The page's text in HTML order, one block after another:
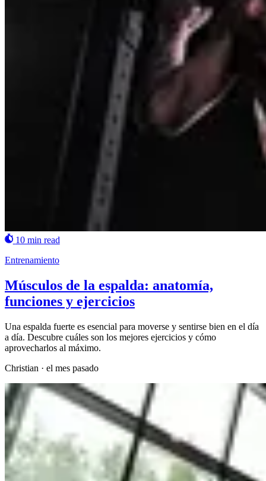
10 min read
Entrenamiento
Músculos de la espalda: anatomía,
funciones y ejercicios
Una espalda fuerte es esencial para moverse y sentirse bien en el día
a día. Descubre cuáles son los mejores ejercicios y cómo
aprovecharlos al máximo.
Christian · el mes pasado